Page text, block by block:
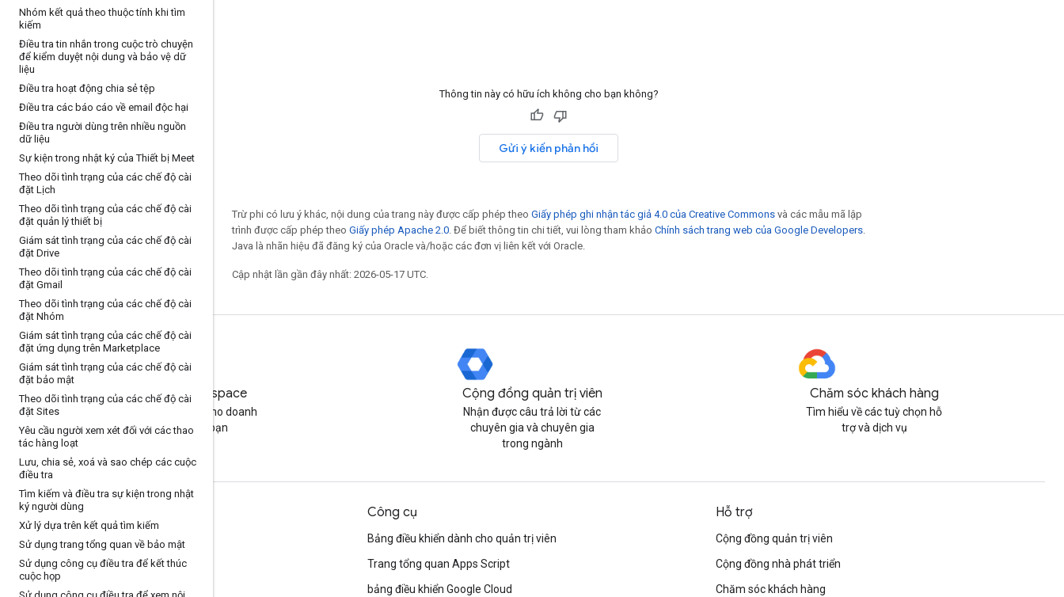
Nhóm kết quả theo thuộc tính khi tìm
kiếm
Điều tra tin nhắn trong cuộc trò chuyện
để kiểm duyệt nội dung và bảo vệ dữ
liệu
Điều tra hoạt động chia sẻ tệp
Điều tra các báo cáo về email độc hại
Điều tra người dùng trên nhiều nguồn
dữ liệu
Sự kiện trong nhật ký của Thiết bị Meet
Theo dõi tình trạng của các chế độ cài
đặt Lịch
Theo dõi tình trạng của các chế độ cài
đặt quản lý thiết bị
Giám sát tình trạng của các chế độ cài
đặt Drive
Theo dõi tình trạng của các chế độ cài
đặt Gmail
Theo dõi tình trạng của các chế độ cài
đặt Nhóm
Giám sát tình trạng của các chế độ cài
đặt ứng dụng trên Marketplace
Giám sát tình trạng của các chế độ cài
đặt bảo mật
Theo dõi tình trạng của các chế độ cài
đặt Sites
Yêu cầu người xem xét đối với các thao
tác hàng loạt
Lưu, chia sẻ, xoá và sao chép các cuộc
điều tra
Tìm kiếm và điều tra sự kiện trong nhật
ký người dùng
Xử lý dựa trên kết quả tìm kiếm
Sử dụng trang tổng quan về bảo mật
Sử dụng công cụ điều tra để kết thúc
cuộc họp
Thông tin này có hữu ích không cho bạn không?
Gửi ý kiến phản hồi
Trừ phi có lưu ý khác, nội dung của trang này được cấp phép theo Giấy phép ghi nhận tác giả 4.0 của Creative Commons và các mẫu mã lập
trình được cấp phép theo Giấy phép Apache 2.0. Để biết thông tin chi tiết, vui lòng tham khảo Chính sách trang web của Google Developers.
Java là nhãn hiệu đã đăng ký của Oracle và/hoặc các đơn vị liên kết với Oracle.
Cập nhật lần gần đây nhất: 2026-05-17 UTC.
Google Workspace
Tìm gói phù hợp cho doanh
nghiệp của bạn
Cộng đồng quản trị viên
Nhận được câu trả lời từ các
chuyên gia và chuyên gia
trong ngành
Chăm sóc khách hàng
Tìm hiểu về các tuỳ chọn hỗ
trợ và dịch vụ
Tài liệu và đào tạo
Trung tâm trợ giúp
Hướng dẫn cho nhà phát triển
Trung tâm kiến thức
Công cụ
Bảng điều khiển dành cho quản trị viên
Trang tổng quan Apps Script
bảng điều khiển Google Cloud
Hỗ trợ
Cộng đồng quản trị viên
Cộng đồng nhà phát triển
Chăm sóc khách hàng